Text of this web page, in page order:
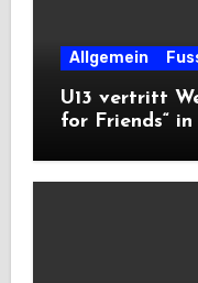
Allgemein
U13 vertritt
for Friends“ in